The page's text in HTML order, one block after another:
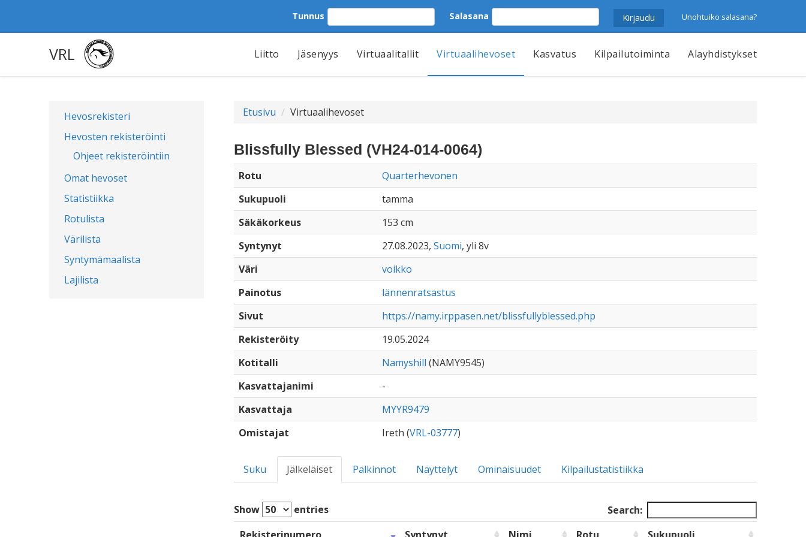
Tunnus Salasana Unohtuiko salasana?
VRL Liitto Jäsenyys Virtuaalitallit Virtuaalihevoset Kasvatus Kilpailutoiminta Alayhdistykset
Hevosrekisteri
Hevosten rekisteröinti
Ohjeet rekisteröintiin
Omat hevoset
Statistiikka
Rotulista
Värilista
Syntymämaalista
Lajilista
Etusivu Virtuaalihevoset
Blissfully Blessed (VH24-014-0064)
Rotu
Quarterhevonen
Sukupuoli
tamma
Säkäkorkeus
153 cm
Syntynyt
27.08.2023, Suomi, yli 8v
Väri
voikko
Painotus
lännenratsastus
Sivut
https://namy.irppasen.net/blissfullyblessed.php
Rekisteröity
19.05.2024
Kotitalli
Namyshill (NAMY9545)
Kasvattajanimi
-
Kasvattaja
MYYR9479
Omistajat
Ireth (VRL-03777)
Suku Jälkeläiset Palkinnot Näyttelyt Ominaisuudet Kilpailustatistiikka
Show entries
Search: